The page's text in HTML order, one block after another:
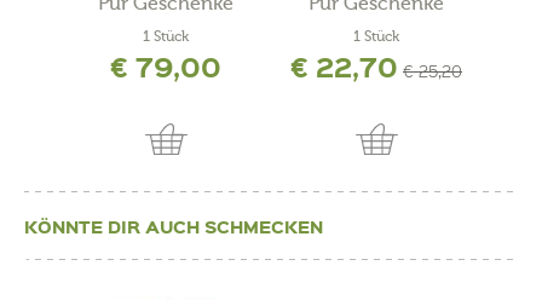
1 Stück
€ 79,00
1 Stück
€ 22,70 € 25,20
KÖNNTE DIR AUCH SCHMECKEN